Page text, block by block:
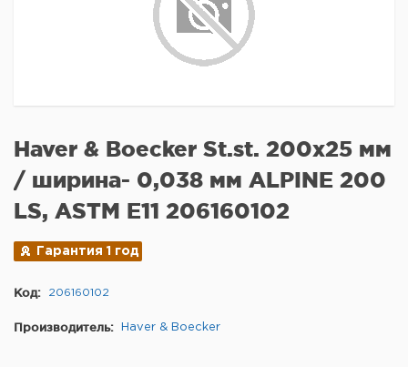
Haver & Boecker St.st. 200x25 мм
/ ширина- 0,038 мм ALPINE 200
LS, ASTM E11 206160102
Гарантия 1 год
Код: 206160102
Производитель: Haver & Boecker